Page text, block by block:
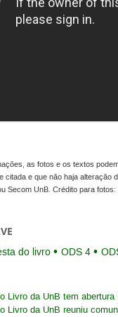
as fotos e os textos
citada e que não haja
Secom UnB. Crédito para
do livro ODS 4
Livro da UnB tem
Livro da UnB reuniu